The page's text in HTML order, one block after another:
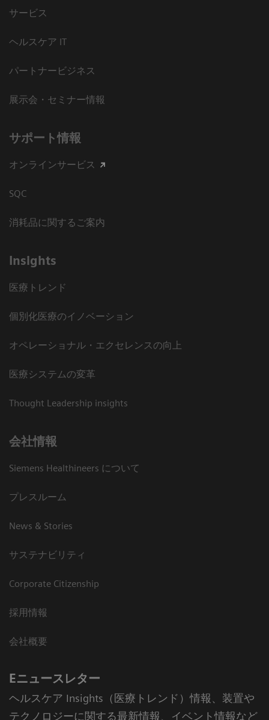
サービス
ヘルスケア IT
パートナービジネス
展示会・セミナー情報
サポート情報
オンラインサービス
SQC
消耗品に関するご案内
Insights
医療トレンド
個別化医療のイノベーション
オペレーショナル・エクセレンスの向上
医療システムの変革
Thought Leadership insights
会社情報
Siemens Healthineers について
プレスルーム
News & Stories
サステナビリティ
Corporate Citizenship
採用情報
会社概要
Eニュースレター
ヘルスケア Insights（医療トレンド）情報、装置や
テクノロジーに関する最新情報、イベント情報など